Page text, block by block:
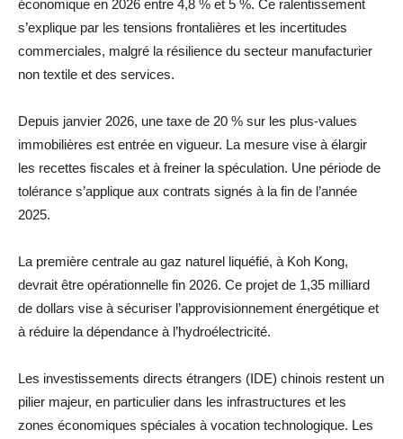
économique en 2026 entre 4,8 % et 5 %. Ce ralentissement
s’explique par les tensions frontalières et les incertitudes
commerciales, malgré la résilience du secteur manufacturier
non textile et des services.
Depuis janvier 2026, une taxe de 20 % sur les plus-values
immobilières est entrée en vigueur. La mesure vise à élargir
les recettes fiscales et à freiner la spéculation. Une période de
tolérance s’applique aux contrats signés à la fin de l’année
2025.
La première centrale au gaz naturel liquéfié, à Koh Kong,
devrait être opérationnelle fin 2026. Ce projet de 1,35 milliard
de dollars vise à sécuriser l’approvisionnement énergétique et
à réduire la dépendance à l’hydroélectricité.
Les investissements directs étrangers (IDE) chinois restent un
pilier majeur, en particulier dans les infrastructures et les
zones économiques spéciales à vocation technologique. Les